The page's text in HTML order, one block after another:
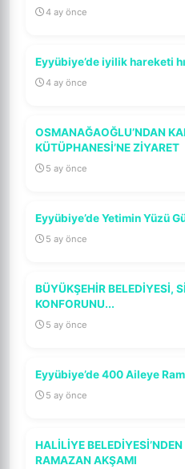
4 ay önce
Eyyübiye’de iyilik hareketi
4 ay önce
OSMANAĞAOĞLU’NDAN
KÜTÜPHANESİ’NE ZİYARET
5 ay önce
Eyyübiye’de Yetimin Yüzü
5 ay önce
BÜYÜKŞEHİR BELEDİYESİ,
KONFORUNU...
5 ay önce
Eyyübiye’de 400 Aileye
5 ay önce
HALİLİYE
RAMAZAN AKŞAMI